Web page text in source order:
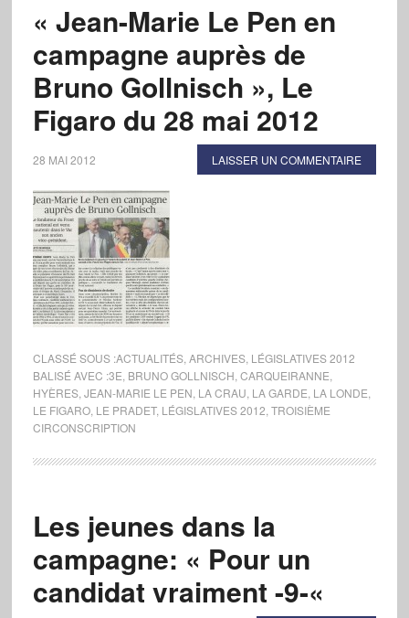
« Jean-Marie Le Pen en
campagne auprès de
Bruno Gollnisch », Le
Figaro du 28 mai 2012
28 MAI 2012 LAISSER UN COMMENTAIRE
CLASSÉ SOUS :ACTUALITÉS, ARCHIVES, LÉGISLATIVES 2012
BALISÉ AVEC :3E BRUNO GOLLNISCH CARQUEIRANNE
HYÈRES, JEAN-MARIE LE PEN LA CRAU LA GARDE LA LONDE
LE FIGARO, LE PRADET, LÉGISLATIVES 2012 TROISIÈME
CIRCONSCRIPTION
Les jeunes dans la
campagne: « Pour un
candidat vraiment -9-«